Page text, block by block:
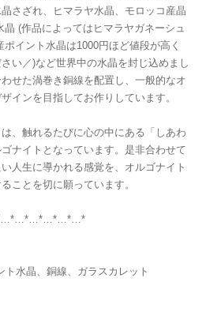
さざれ、ヒマラヤ水晶、モロッコ産晶
(作品によってはヒマラヤガネーシュ
イント水晶は1000円ほど値段が高く
い／)など世界中の水晶を封じ込めまし
せた渦巻き銅線を配置し、一般的なオ
インを目指してお作りしています。
、触れるたびに心の中にある「しあわ
ナイトとなっています。是非合わせて
人生に導かれる感覚を、オルゴナイト
ことを切に願っています。
水晶、銅線、ガラスカレット